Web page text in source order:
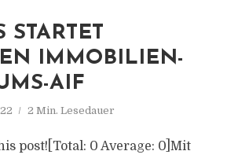
STARTET
IMMOBILIEN-
AIF
2 Min. Lesedauer
post![Total: 0 Average: 0]Mit